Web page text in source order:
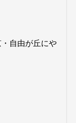
自由が丘にや